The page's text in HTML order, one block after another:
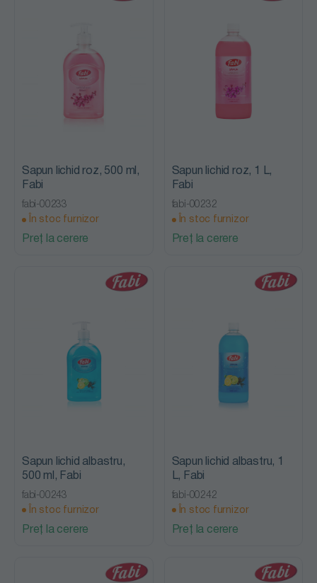
Sapun lichid roz, 500 ml,
Fabi
fabi-00233
În stoc furnizor
Preț la cerere
Sapun lichid roz, 1 L,
Fabi
fabi-00232
În stoc furnizor
Preț la cerere
Sapun lichid albastru,
500 ml, Fabi
fabi-00243
În stoc furnizor
Preț la cerere
Sapun lichid albastru, 1
L, Fabi
fabi-00242
În stoc furnizor
Preț la cerere